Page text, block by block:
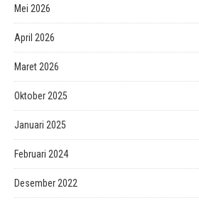
Mei 2026
April 2026
Maret 2026
Oktober 2025
Januari 2025
Februari 2024
Desember 2022